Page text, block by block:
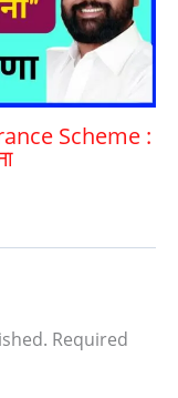
Scheme :
Required